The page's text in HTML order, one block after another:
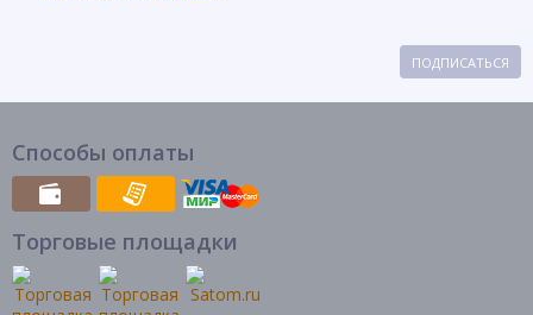
ПОДПИСАТЬСЯ
Способы оплаты
Торговые площадки